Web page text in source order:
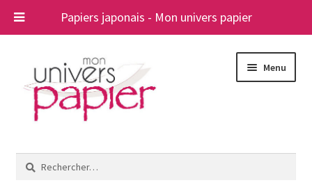
Papiers japonais - Mon univers papier
navigation
contenu
Menu
le
Rechercher :